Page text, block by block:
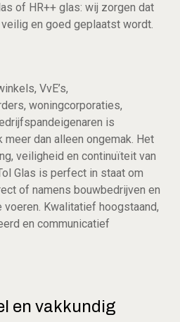
of HR++ glas: wij zorgen dat
en goed geplaatst wordt.
VvE’s,
woningcorporaties,
is
meer dan alleen ongemak. Het
veiligheid en continuïteit van
Glas is perfect in staat om
of namens bouwbedrijven en
voeren. Kwalitatief hoogstaand,
en communicatief
en vakkundig